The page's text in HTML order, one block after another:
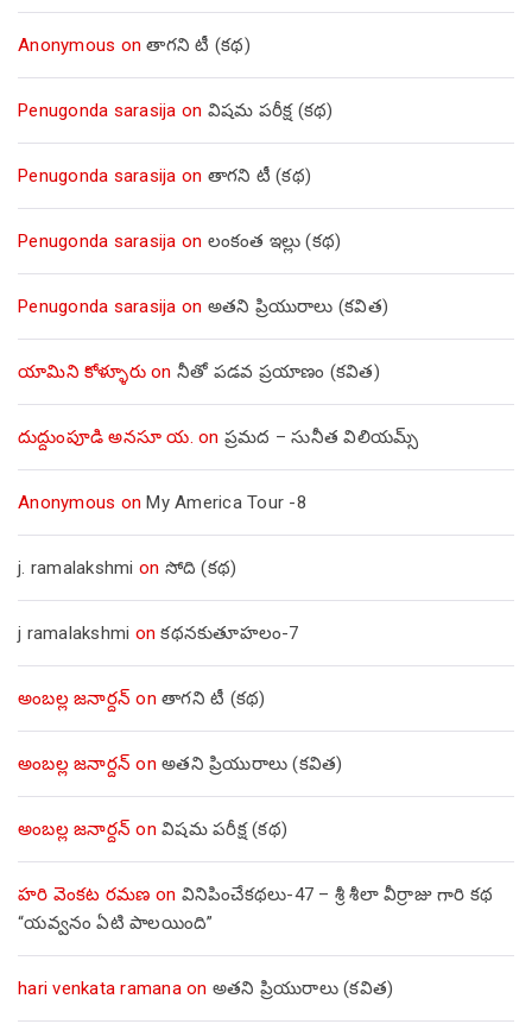
Anonymous onతాగని టీ (కథ)
Penugonda sarasija on విషమ పరీక్ష (క‌థ‌)
Penugonda sarasija on తాగని టీ (కథ)
Penugonda sarasija on లంకంత ఇల్లు (కథ)
Penugonda sarasija on అతని ప్రియురాలు (కవిత)
యామిని కోళ్ళూరుon నీతో పడవ ప్రయాణం (కవిత)
దుద్దుంపూడి అనసూ య. on ప్రమద – సునీత విలియమ్స్
Anonymous onMy America Tour -8
j. ramalakshmi on సోది (కథ)
j ramalakshmi onకథనకుతూహలం-7
అంబల్ల జనార్దన్ on తాగని టీ (కథ)
అంబల్ల జనార్దన్ on అతని ప్రియురాలు (కవిత)
అంబల్ల జనార్దన్ on విషమ పరీక్ష (క‌థ‌)
హరి వెంకట రమణ on వినిపించేకథలు-47 – శ్రీ శీలా వీర్రాజు గారి కథ
“యవ్వనం ఏటి పాలయింది”
hari venkata ramanaon అతని ప్రియురాలు (కవిత)